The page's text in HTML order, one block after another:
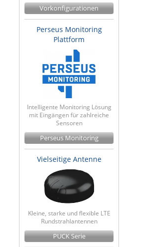
Vorkonfigurationen
Perseus Monitoring
Plattform
Intelligente Monitoring Lösung
mit Eingängen für zahlreiche
Sensoren
Perseus Monitoring
Vielseitige Antenne
Kleine, starke und flexible LTE
Rundstrahlantennen
PUCK Serie